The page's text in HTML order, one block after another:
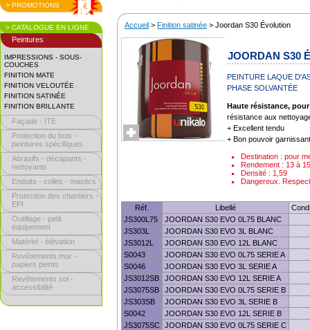
> PROMOTIONS
> CATALOGUE EN LIGNE
Peintures
IMPRESSIONS - SOUS-
COUCHES
FINITION MATE
FINITION VELOUTÉE
FINITION SATINÉE
FINITION BRILLANTE
Façade - ITE
Protection du bois -
peintures spécifiques
Abrasifs - décapants -
nettoyants
Enduits - colles - mastics
Protection des chantiers -
EPI
Outillage - petit
équipement
Matériel - élévation
Revêtements mur -
papiers peints
Revêtements sol -
accessibilité
Accueil > Finition satinée > Joordan S30 Évolution
JOORDAN S30
PEINTURE LAQUE
PHASE SOLVANTÉE
Haute résistance,
résistance aux
+ Excellent tendu
+ Bon pouvoir
Destination : pour
Rendement : 13 à
Densité : 1,59
Dangereux.
Réf. Libellé
JS300L75
JOORDAN S30 EVO 0L75 BLANC
JS303L
JOORDAN S30 EVO 3L BLANC
JS3012L
JOORDAN S30 EVO 12L BLANC
S0043
JOORDAN S30 EVO 0L75 SERIE A
S0046
JOORDAN S30 EVO 3L SERIE A
JS3012SB
JOORDAN S30 EVO 12L SERIE A
JS3075SB
JOORDAN S30 EVO 0L75 SERIE B
JS303SB
JOORDAN S30 EVO 3L SERIE B
S0042
JOORDAN S30 EVO 12L SERIE B
JS3075SC JOORDAN S30 EVO 0L75 SERIE C